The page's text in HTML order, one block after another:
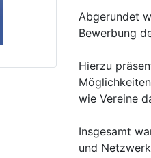
Abgerundet
Bewerbung
Hierzu
wie Vereine
Insgesamt
und